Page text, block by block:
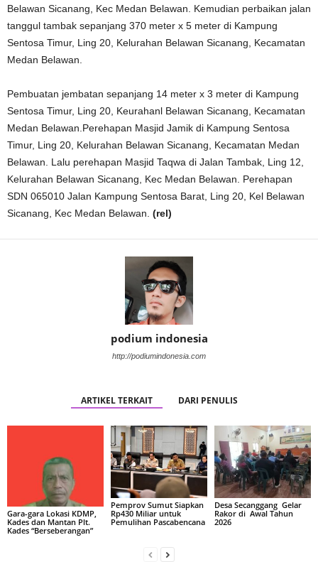
Belawan Sicanang, Kec Medan Belawan. Kemudian perbaikan jalan
tanggul tambak sepanjang 370 meter x 5 meter di Kampung
Sentosa Timur, Ling 20, Kelurahan Belawan Sicanang, Kecamatan
Medan Belawan.
Pembuatan jembatan sepanjang 14 meter x 3 meter di Kampung
Sentosa Timur, Ling 20, Keurahanl Belawan Sicanang, Kecamatan
Medan Belawan.Perehapan Masjid Jamik di Kampung Sentosa
Timur, Ling 20, Kelurahan Belawan Sicanang, Kecamatan Medan
Belawan. Lalu perehapan Masjid Taqwa di Jalan Tambak, Ling 12,
Kelurahan Belawan Sicanang, Kec Medan Belawan. Perehapan
SDN 065010 Jalan Kampung Sentosa Barat, Ling 20, Kel Belawan
Sicanang, Kec Medan Belawan. (rel)
podium indonesia
http://podiumindonesia.com
ARTIKEL TERKAIT DARI PENULIS
Gara-gara Lokasi KDMP,
Kades dan Mantan Plt.
Kades “Berseberangan”
Pemprov Sumut Siapkan
Rp430 Miliar untuk
Pemulihan Pascabencana
Desa Secanggang Gelar
Rakor di Awal Tahun
2026